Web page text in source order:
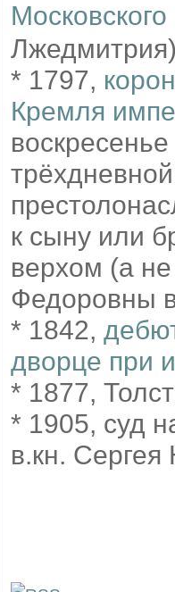
* 1797,
Кремля
к сыну или
верхом (а
Федоровны в
* 1842,
дворце при
* 1877,
* 1905, суд
в.кн. Сергея